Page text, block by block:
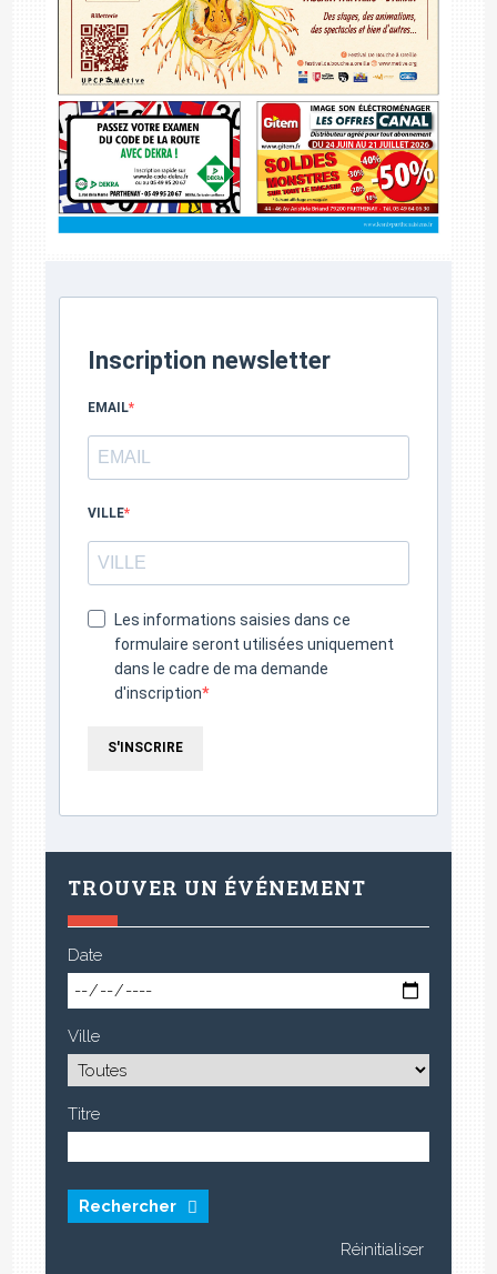
Inscription newsletter
EMAIL
VILLE
Les informations saisies dans ce
formulaire seront utilisées uniquement
dans le cadre de ma demande
d'inscription
S'INSCRIRE
TROUVER UN ÉVÉNEMENT
Date
Ville
Titre
Rechercher